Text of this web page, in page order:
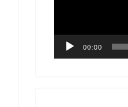
ヤ
00:00